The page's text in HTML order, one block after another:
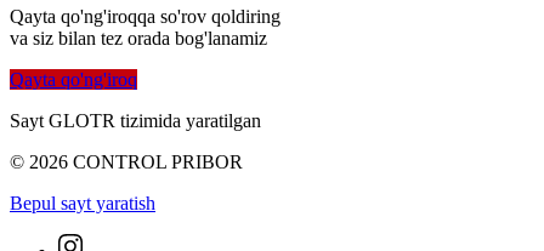
Qayta qo'ng'iroqqa so'rov qoldiring
va siz bilan tez orada bog'lanamiz
Qayta qo'ng'iroq
Sayt GLOTR tizimida yaratilgan
© 2026 CONTROL PRIBOR
Bepul sayt yaratish